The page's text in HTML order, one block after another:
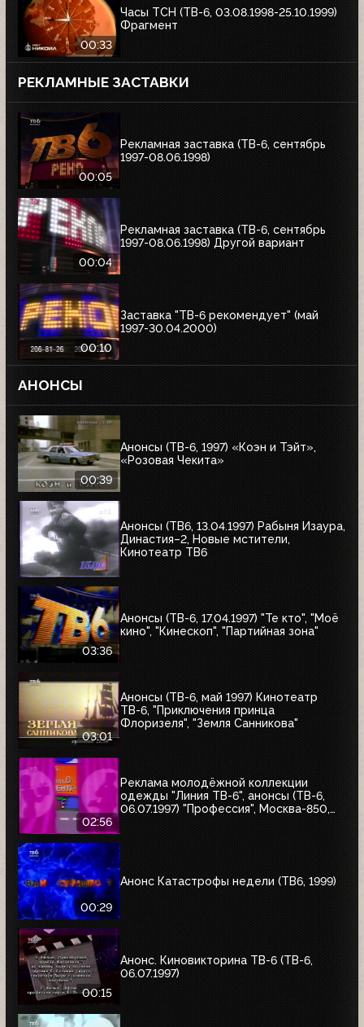
00:33
Часы ТСН (ТВ-6, 03.08.1998-25.10.1999)
Фрагмент
РЕКЛАМНЫЕ ЗАСТАВКИ
00:05
Рекламная заставка (ТВ-6, сентябрь
1997-08.06.1998)
00:04
Рекламная заставка (ТВ-6, сентябрь
1997-08.06.1998) Другой вариант
00:10
Заставка "ТВ-6 рекомендует" (май
1997-30.04.2000)
АНОНСЫ
00:39
Анонсы (ТВ-6, 1997) «Коэн и Тэйт»,
«Розовая Чекита»
Анонсы (ТВ6, 13.04.1997) Рабыня Изаура,
Династия–2, Новые мстители,
Кинотеатр ТВ6
03:36
Анонсы (ТВ-6, 17.04.1997) "Те кто", "Моё
кино", "Кинескоп", "Партийная зона"
03:01
Анонсы (ТВ-6, май 1997) Кинотеатр
ТВ-6, "Приключения принца
Флоризеля", "Земля Санникова"
02:56
Реклама молодёжной коллекции
одежды "Линия ТВ-6", анонсы (ТВ-6,
06.07.1997) "Профессия", Москва-850,
00:29
Анонс Катастрофы недели (ТВ6, 1999)
00:15
Анонс. Киновикторина ТВ-6 (ТВ-6,
06.07.1997)